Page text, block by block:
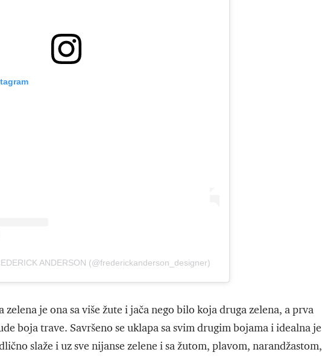
ANDERSON (@frederickanderson_designer)
zelena je ona sa više žute i jača nego bilo koja druga zelena, a prva
boja trave. Savršeno se uklapa sa svim drugim bojama i idealna je
slaže i uz sve nijanse zelene i sa žutom, plavom, narandžastom,